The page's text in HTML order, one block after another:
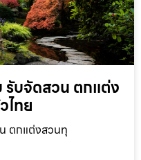
รับจัดสวน ตกแต่ง
ไทย
ตกแต่งสวนทุ